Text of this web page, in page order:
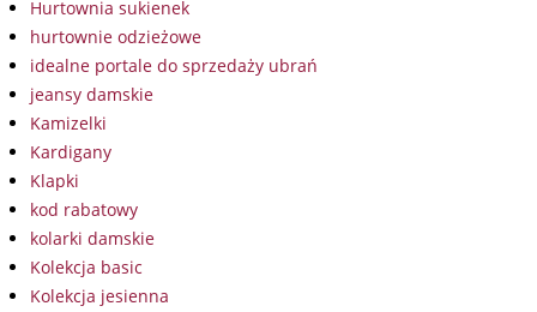
Hurtownia sukienek
hurtownie odzieżowe
idealne portale do sprzedaży ubrań
jeansy damskie
Kamizelki
Kardigany
Klapki
kod rabatowy
kolarki damskie
Kolekcja basic
Kolekcja jesienna